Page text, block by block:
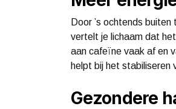
Door ’s ochtends
vertelt je lichaam dat
aan cafeïne vaak af en
helpt bij het stabiliseren
Gezondere